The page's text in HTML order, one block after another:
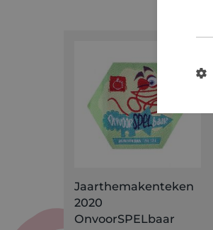
Jaarthemakenteken
2020
OnvoorSPELbaar